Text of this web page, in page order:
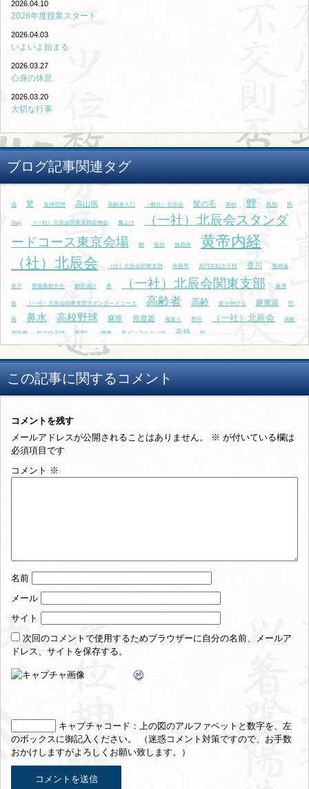
2026.04.10
2026年度授業スタート
2026.04.03
いよいよ始まる
2026.03.27
心身の休息
2026.03.20
大切な行事
ブログ記事関連タグ
魂 驚 鬼神思想 高山病 高齢者人口 （般社）北辰会 髪の毛 黄砂 鯉 鳥肌 馬
Stay （一社）北辰会関東支部定例会 魔よけ
（一社）北辰会スタンダ
ードコース東京会場
鯛 骨折 髄膜炎 黄帝内経
（社）北辰会 （社）北辰会関東支部 魚腥草 高円宮妃久子様 香川 鬼神論
黒子 齋藤鳳観先生 鯛茶漬け 鼻 （一社）北辰会関東支部 麻沸
散 （一社）北辰会関東支部スタンダードコース 高齢者 高齢 髪が伸びる 麻黄湯 黙
祷 鼻水 高校野球 麻疹 骨度篇 魂振り 黄疸 （一社）北辰会 高齢
者医療 鮭の白子焼 馬刺し 麻痺 鳥インフルエンザ 高熱 鯖
この記事に関するコメント
コメントを残す
メールアドレスが公開されることはありません。
※ が付いている欄は
必須項目です
コメント ※
名前
メール
サイト
次回のコメントで使用するためブラウザーに自分の名前、メールア
ドレス、サイトを保存する。
キャプチャコード ：上の図のアルファベットと数字を、左
のボックスに御記入ください。 （迷惑コメント対策ですので、お手数
おかけしますがよろしくお願い致します。）